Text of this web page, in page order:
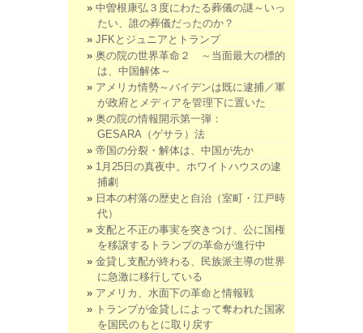
中曽根康弘３度にわたる葬儀の謎～いっ
たい、誰の葬儀だったのか？
JFKとジュニアとトランプ
奥の院の世界革命２ ～当面最大の標的
は、中国解体～
アメリカ情勢～バイデンは既に逮捕／軍
が政府とメディアを管理下に置いた
奥の院の情報開示第一弾：
GESARA（ゲサラ）法
帝国の分裂・解体は、中国が先か
1月25日の真夜中。ホワイトハウスの逮
捕劇
日本の村落の歴史と自治（室町・江戸時
代）
支配と不正の事実を突きつけ、公に国権
を移譲するトランプの革命が進行中
金貸し支配が終わる、民族派主導の世界
に急激に移行している
アメリカ、水面下の革命と情報戦
トランプが金貸しによって奪われた国家
を国民のもとに取り戻す